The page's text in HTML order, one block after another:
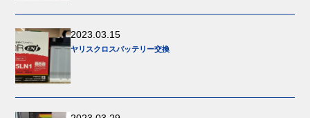
2023.03.15
ヤリスクロスバッテリー交換